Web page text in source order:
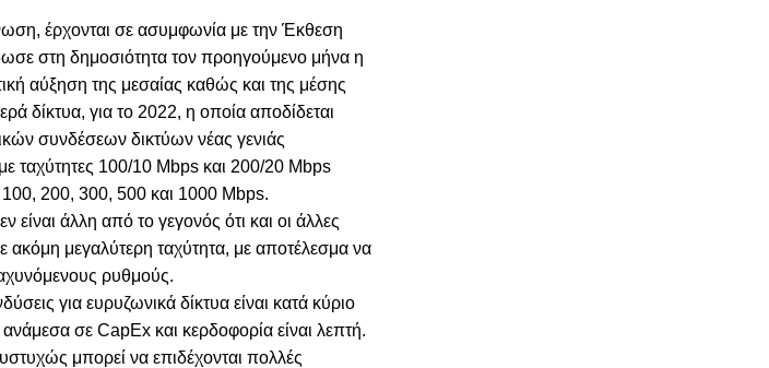
έρχονται σε ασυμφωνία με την Έκθεση
στη δημοσιότητα τον προηγούμενο μήνα η
αύξηση της μεσαίας καθώς και της μέσης
δίκτυα, για το 2022, η οποία αποδίδεται
συνδέσεων δικτύων νέας γενιάς
100/10 Mbps και 200/20 Mbps
200, 300, 500 και 1000 Mbps.
άλλη από το γεγονός ότι και οι άλλες
ακόμη μεγαλύτερη ταχύτητα, με αποτέλεσμα να
ρυθμούς.
για ευρυζωνικά δίκτυα είναι κατά κύριο
σε CapEx και κερδοφορία είναι λεπτή.
μπορεί να επιδέχονται πολλές